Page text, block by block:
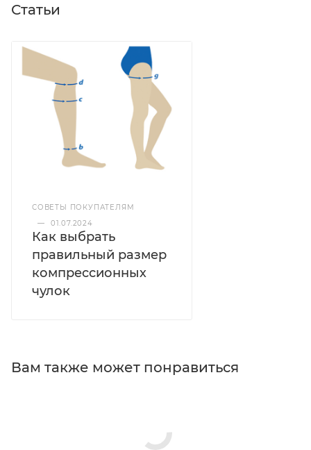
Статьи
СОВЕТЫ ПОКУПАТЕЛЯМ
—
01.07.2024
Как выбрать
правильный размер
компрессионных
чулок
Вам также может понравиться